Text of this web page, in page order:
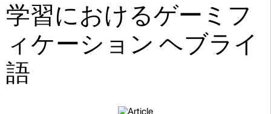
学習におけるゲーミフ
ィケーション ヘブライ
語